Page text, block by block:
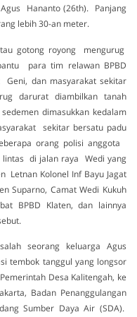
Hananto (26th). Panjang
lebih 30-an meter.
gotong royong mengurug
para tim relawan BPBD
dan masyarakat sekitar
darurat diambilkan tanah
dimasukkan kedalam
sekitar bersatu padu
orang polisi anggota
di jalan raya Wedi yang
Letnan Kolonel Inf Bayu Jagat
Suparno, Camat Wedi Kukuh
BPBD Klaten, dan lainnya
seorang keluarga Agus
tembok tanggul yang longsor
Desa Kalitengah, ke
Badan Penanggulangan
Sumber Daya Air (SDA).